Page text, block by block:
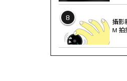
8
攝影
M 拍